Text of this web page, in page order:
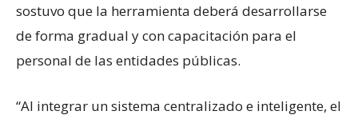
sostuvo que la herramienta deberá desarrollarse
de forma gradual y con capacitación para el
personal de las entidades públicas.
“Al integrar un sistema centralizado e inteligente, el